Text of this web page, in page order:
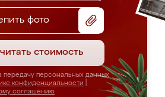
фото
стоимость
передачу персональных данных
конфиденциальности
соглашению